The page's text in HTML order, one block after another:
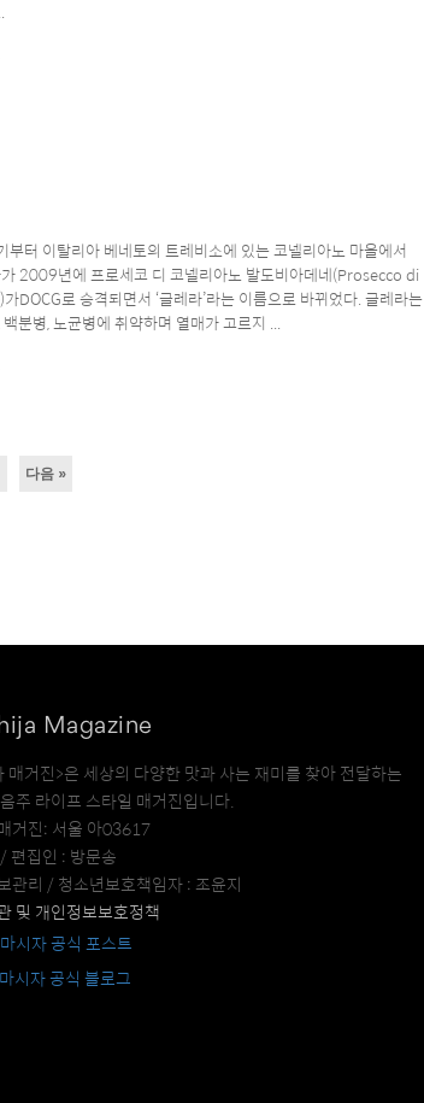
터 이탈리아 베네토의 트레비소에 있는 코넬리아노 마을에서
2009년에 프로세코 디 코넬리아노 발도비아데네(Prosecco di
로 승격되면서 ‘글레라’라는 이름으로 바뀌었다. 글레라는
분병, 노균병에 취약하며 열매가 고르지 ...
다음 »
Magazine
매거진>은 세상의 다양한 맛과 사는 재미를 찾아 전달하는
주 라이프 스타일 매거진입니다.
거진: 서울 아03617
편집인 : 방문송
관리 / 청소년보호책임자 : 조윤지
및 개인정보보호정책
마시자 공식 포스트
마시자 공식 블로그